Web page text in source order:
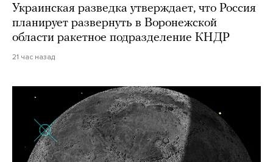
Украинская разведка утверждает, что Россия
планирует развернуть в Воронежской
области ракетное подразделение КНДР
21 час назад